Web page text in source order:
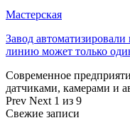
Мастерская
Завод
линию может только
Современное
датчиками, камерами и
Prev Next 1 из 9
Свежие записи